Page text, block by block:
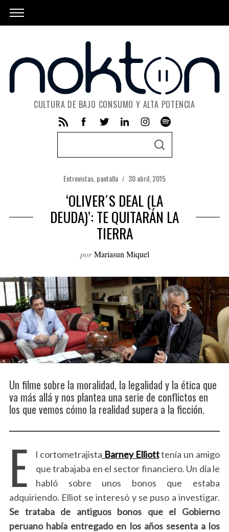
CULTURA DE BAJO CONSUMO Y ALTA POTENCIA
h
f
S
C
H
Entrevistas,pantalla 30 abril, 2015
‘OLIVER´S DEAL (LA
DEUDA)’: TE QUITARÁN LA
TIERRA
por Mariasun Miquel
Un filme sobre la moralidad, la legalidad y la ética que
va más allá y nos plantea una serie de conflictos en
los que vemos cómo la realidad supera a la ficción.
E l cortometrajista Barney Elliotttenía un amigo
que trabajaba en el sector financiero. Un día le
habló sobre unos bonos que estaba
adquiriendo. Elliot se interesó y se puso a investigar.
Se trataba de antiguos bonos que el Gobierno
peruano había entregado en los años sesenta a los